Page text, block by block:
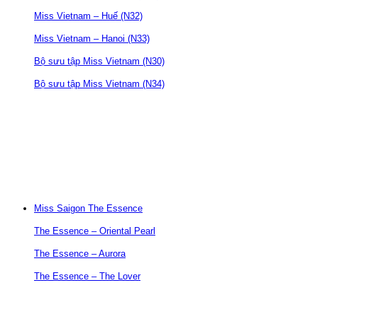
Miss Vietnam – Huế (N32)
Miss Vietnam – Hanoi (N33)
Bộ sưu tập Miss Vietnam (N30)
Bộ sưu tập Miss Vietnam (N34)
Miss Saigon The Essence
The Essence – Oriental Pearl
The Essence – Aurora
The Essence – The Lover